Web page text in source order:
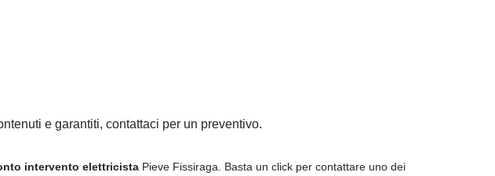
e garantiti, contattaci per un preventivo.
intervento elettricista Pieve Fissiraga. Basta un click per contattare uno dei